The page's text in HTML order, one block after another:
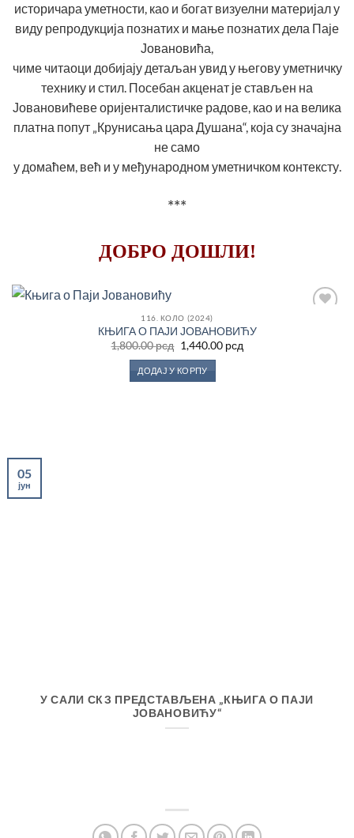
историчара уметности, као и богат визуелни материјал у
виду репродукција познатих и мање познатих дела Паје
Јовановића,
чиме читаоци добијају детаљан увид у његову уметничку
технику и стил. Посебан акценат је стављен на
Јовановићеве оријенталистичке радове, као и на велика
платна попут „Крунисања цара Душана“, која су значајна
не само
у домаћем, већ и у међународном уметничком контексту.
***
ДОБРО ДОШЛИ!
116. КОЛО (2024)
КЊИГА О ПАЈИ ЈОВАНОВИЋУ
1,800.00рсд Оригинална
цена
је
била:
1,800.00 рсд.
1,440.00 рсдТренутна
цена
ДОДАЈ У КОРПУ
У САЛИ СКЗ ПРЕДСТАВЉЕНА „КЊИГА О ПАЈИ
ЈОВАНОВИЋУ“
05
јун